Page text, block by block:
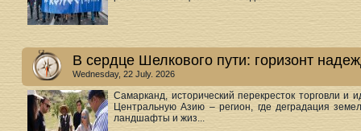
В сердце Шелкового пути: горизонт
Wednesday, 22 July. 2026
Самарканд, исторический перекресток торговли
Центральную Азию – регион, где деградация
ландшафты и жиз...